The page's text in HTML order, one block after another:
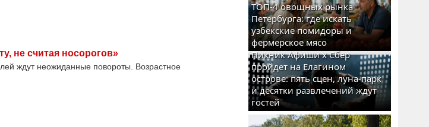
не считая носорогов»
ждут неожиданные повороты. Возрастное
ТОП-4 овощных рынка
Петербурга: где искать
узбекские помидоры и
фермерское мясо
Пикник Афиши x Сбер
пройдет на Елагином
острове: пять сцен, луна-парк
и десятки развлечений ждут
гостей